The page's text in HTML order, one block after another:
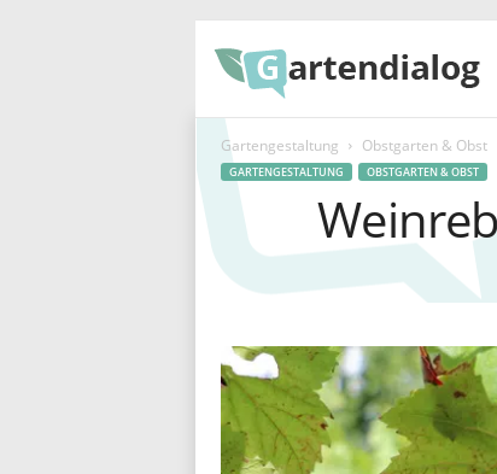
Gartengestaltung Obstgarten & Obst
GARTENGESTALTUNG OBSTGARTEN & OBST